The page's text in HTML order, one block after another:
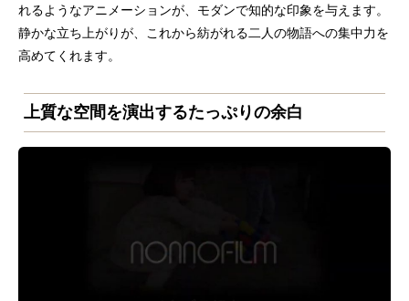
れるようなアニメーションが、モダンで知的な印象を与えます。
静かな立ち上がりが、これから紡がれる二人の物語への集中力を
高めてくれます。
上質な空間を演出するたっぷりの余白